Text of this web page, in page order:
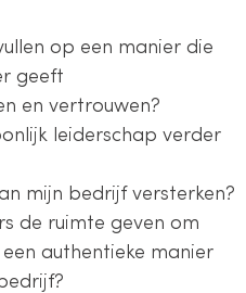
op een manier die
geeft
en vertrouwen?
leiderschap verder
mijn bedrijf versterken?
de ruimte geven om
authentieke manier